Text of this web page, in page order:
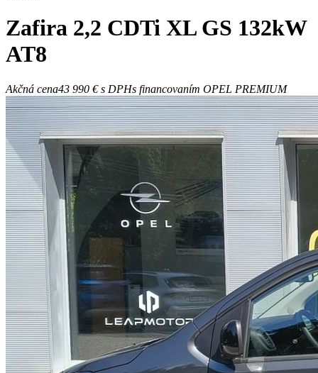
Zafira 2,2 CDTi XL GS 132kW
AT8
Akčná cena43 990 €s DPHs financovaním OPEL PREMIUM